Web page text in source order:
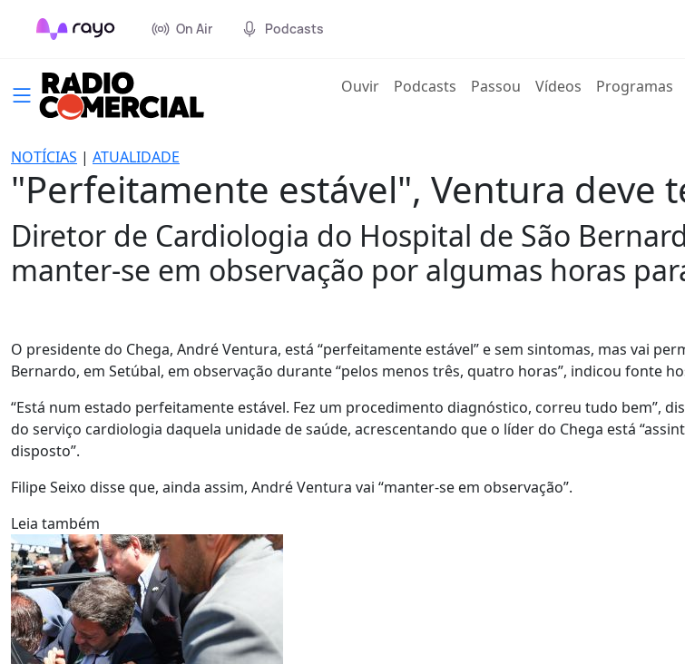
On Air Podcasts
Ouvir(current)
Podcasts Passou Vídeos Programas
NOTÍCIAS | ATUALIDADE
"Perfeitamente estável", Ventura deve
Diretor de Cardiologia do Hospital de São
manter-se em observação por algumas horas
O presidente do Chega, André Ventura, está “perfeitamente estável” e sem sintomas, mas vai
Bernardo, em Setúbal, em observação durante “pelos menos três, quatro horas”, indicou fonte
“Está num estado perfeitamente estável. Fez um procedimento diagnóstico, correu tudo bem”,
do serviço cardiologia daquela unidade de saúde, acrescentando que o líder do Chega está
disposto”.
Filipe Seixo disse que, ainda assim, André Ventura vai “manter-se em observação”.
Leia também